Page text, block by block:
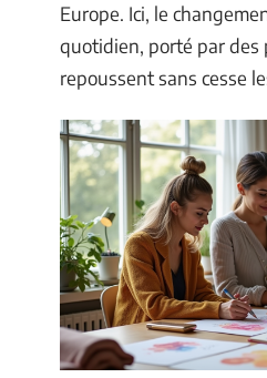
Europe. Ici, le
quotidien, porté par des
repoussent sans cesse